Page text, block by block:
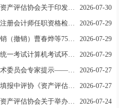
北京资产评估协会转发中国资产评估协会关于印发《资产评估职业道德准则》的通知 2026-07-30
​北京注册会计师协会2026年注册会计师任职资格检查通告（第二批） 2026-07-29
北京注册会计师协会关于注销（撤销）曹春烨等75名执业注册会计师注册的通知 2026-07-29
关于2026年注册会计师全国统一考试计算机考试环境下故障处理办法的公告 2026-07-29
北京注册会计师协会专业技术委员会专家提示——资本市场财务舞弊易发高发领域的审计应对：境外收入 2026-07-27
北京资产评估协会关于组织填报中评协《资产评估机构开展成本绩效工作调查问卷》的通知 2026-07-27
北京资产评估协会转发中国资产评估协会关于举办资产评估准则培训班（实体性准则）的通知 2026-07-24